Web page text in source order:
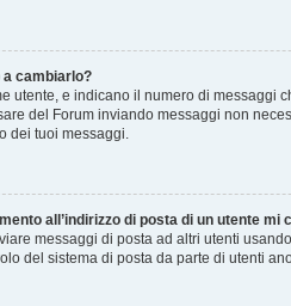
a cambiarlo?
utente, e indicano il numero di
del Forum inviando messaggi non
dei tuoi messaggi.
all’indirizzo di posta di un utente
messaggi di posta ad altri utenti
del sistema di posta da parte di utenti